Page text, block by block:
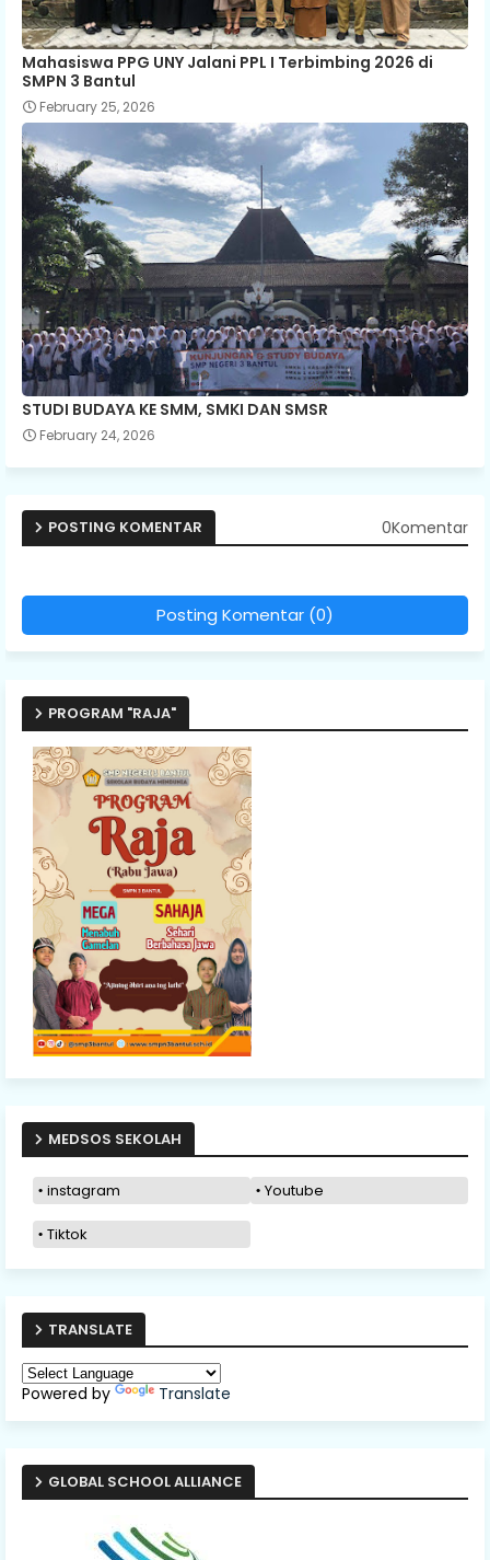
Mahasiswa PPG UNY Jalani PPL I Terbimbing 2026 di
SMPN 3 Bantul
February 25, 2026
STUDI BUDAYA KE SMM, SMKI DAN SMSR
February 24, 2026
POSTING KOMENTAR 0Komentar
Posting Komentar (0)
PROGRAM "RAJA"
MEDSOS SEKOLAH
instagram Youtube
Tiktok
TRANSLATE
Powered by Translate
GLOBAL SCHOOL ALLIANCE